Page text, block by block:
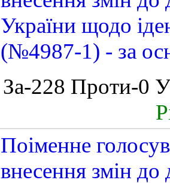
України щодо
(№4987-1) - за
За-228 Проти-0
Поіменне
внесення змін до